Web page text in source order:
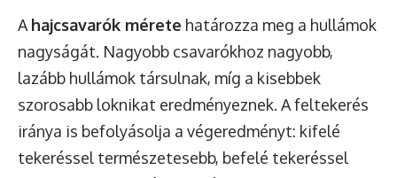
A hajcsavarók mérete határozza meg a hullámok
nagyságát. Nagyobb csavarókhoz nagyobb,
lazább hullámok társulnak, míg a kisebbek
szorosabb loknikat eredményeznek. A feltekerés
iránya is befolyásolja a végeredményt: kifelé
tekeréssel természetesebb, befelé tekeréssel